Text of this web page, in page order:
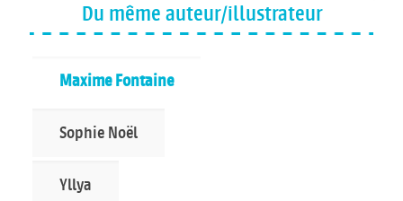
Du même auteur/illustrateur
Maxime Fontaine
Sophie Noël
Yllya